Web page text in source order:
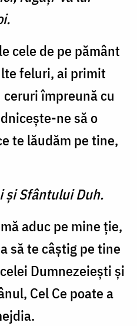
cele de pe pământ
feluri, ai primit
împreună cu
ne să o
te lăudăm pe tine,
şi Sfântului Duh.
aduc pe mine ţie,
să te câştig pe tine
Dumnezeieşti şi
Cel Ce poate a